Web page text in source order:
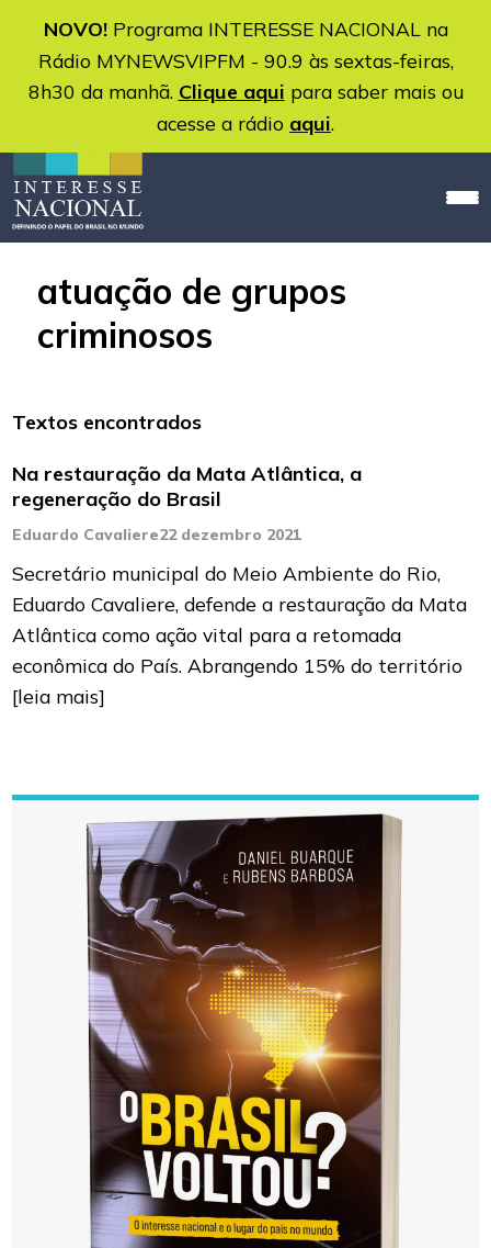
NOVO!Programa INTERESSE NACIONAL na
Rádio MYNEWSVIPFM - 90.9 às sextas-feiras,
8h30 da manhã. Clique aqui para saber mais ou
acesse a rádio aqui.
atuação de grupos
criminosos
Textos encontrados
Na restauração da Mata Atlântica, a
regeneração do Brasil
Eduardo Cavaliere22 dezembro 2021
Secretário municipal do Meio Ambiente do Rio,
Eduardo Cavaliere, defende a restauração da Mata
Atlântica como ação vital para a retomada
econômica do País. Abrangendo 15% do território
[leia mais]